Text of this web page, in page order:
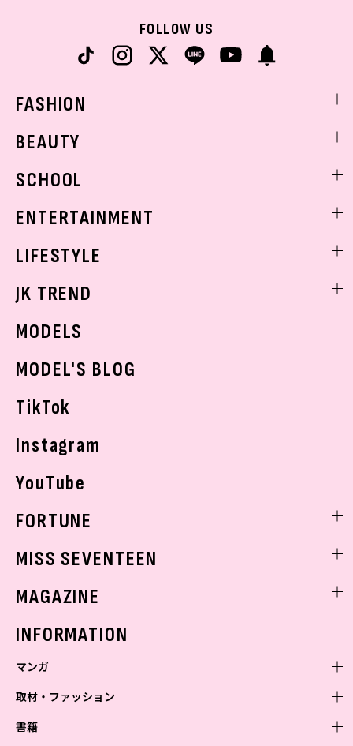
FOLLOW US
FASHION
着回し
BEAUTY
ベストコスメ
ボディケア
SCHOOL
学校ヘアメイク
ENTERTAINMENT
K-POP
LIFESTYLE
モデルの購入品
おでかけ
JK TREND
MODELS
MODEL'S BLOG
TikTok
Instagram
YouTube
FORTUNE
MISS SEVENTEEN
MAGAZINE
INFORMATION
マンガ
少年マンガ
青年マンガ
取材・ファッション
ファッション・美容
書籍